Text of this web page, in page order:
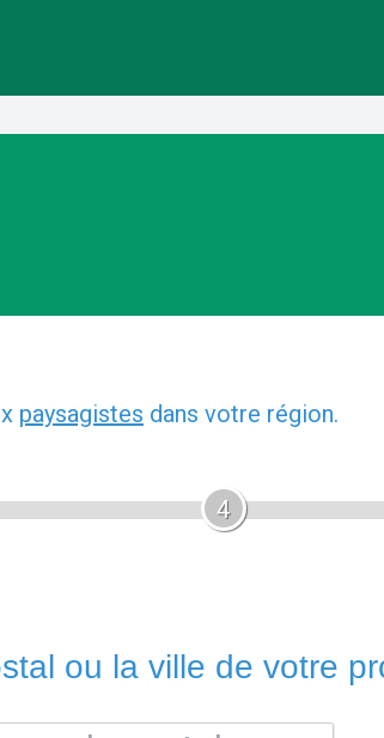
paysagistes dans votre région.
4
ou la ville de votre